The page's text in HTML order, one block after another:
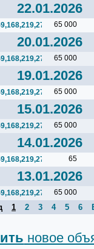
22.01.2026
65 000
20.01.2026
65 000
19.01.2026
65 000
15.01.2026
65 000
14.01.2026
65
13.01.2026
65 000
1 2 3 4 5 6
новое